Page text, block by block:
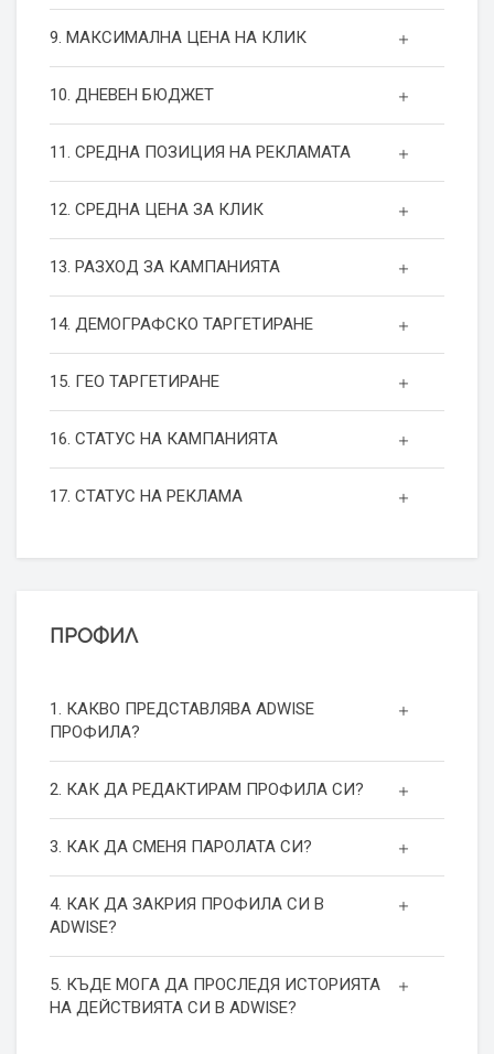
9. МАКСИМАЛНА ЦЕНА НА КЛИК
10. ДНЕВЕН БЮДЖЕТ
11. СРЕДНА ПОЗИЦИЯ НА РЕКЛАМАТА
12. СРЕДНА ЦЕНА ЗА КЛИК
13. РАЗХОД ЗА КАМПАНИЯТА
14. ДЕМОГРАФСКО ТАРГЕТИРАНЕ
15. ГЕО ТАРГЕТИРАНЕ
16. СТАТУС НА КАМПАНИЯТА
17. СТАТУС НА РЕКЛАМА
ПРОФИЛ
1. КАКВО ПРЕДСТАВЛЯВА ADWISE
ПРОФИЛА?
2. КАК ДА РЕДАКТИРАМ ПРОФИЛА СИ?
3. КАК ДА СМЕНЯ ПАРОЛАТА СИ?
4. КАК ДА ЗАКРИЯ ПРОФИЛА СИ В
ADWISE?
5. КЪДЕ МОГА ДА ПРОСЛЕДЯ ИСТОРИЯТА
НА ДЕЙСТВИЯТА СИ В ADWISE?